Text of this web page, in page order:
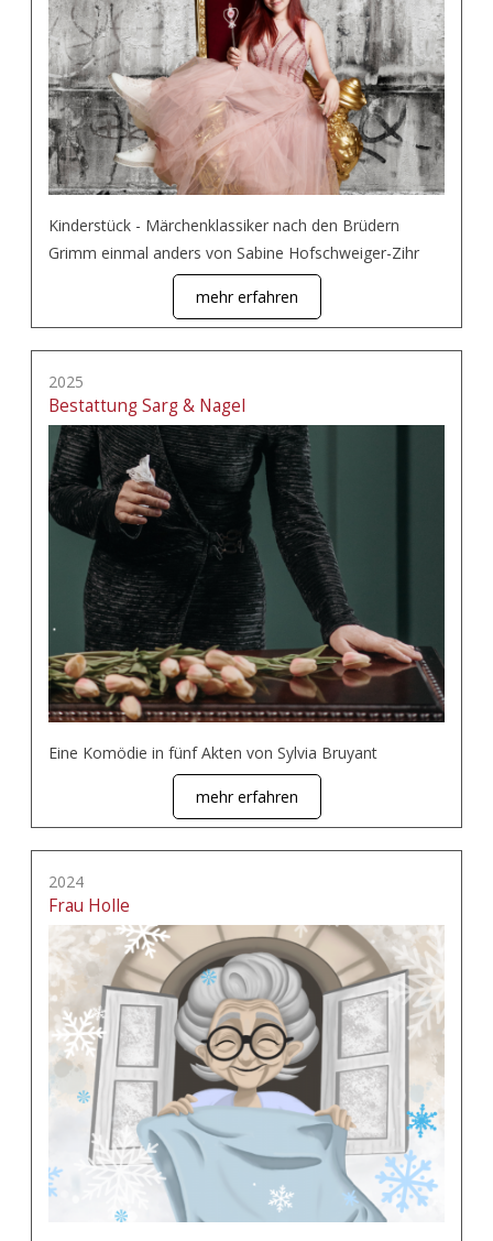
Kinderstück - Märchenklassiker nach den Brüdern
Grimm einmal anders von Sabine Hofschweiger-Zihr
mehr erfahren
2025
Bestattung Sarg & Nagel
Eine Komödie in fünf Akten von Sylvia Bruyant
mehr erfahren
2024
Frau Holle